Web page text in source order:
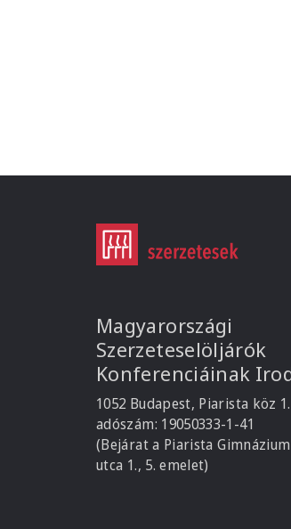
Magyarországi
Szerzeteselöljárók
Konferenciáinak
1052 Budapest, Piarista köz 1.
adószám: 19050333-1-41
(Bejárat a Piarista
utca 1., 5. emelet)